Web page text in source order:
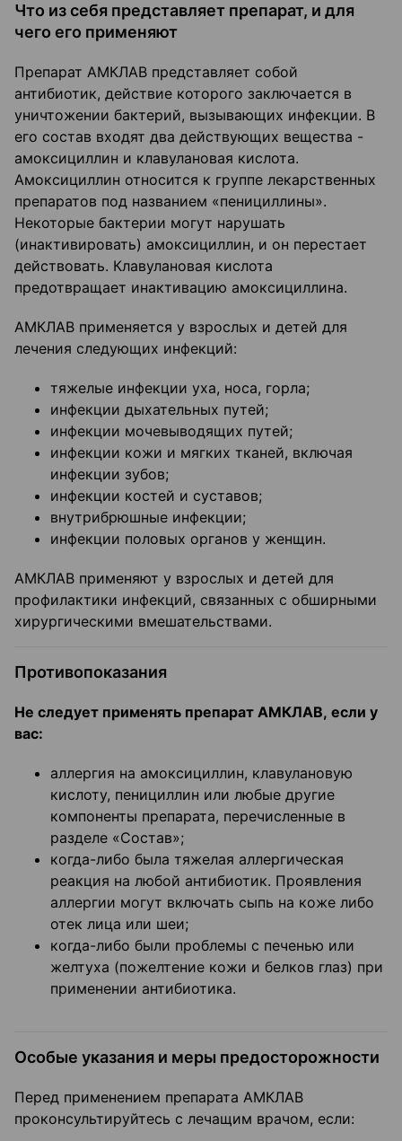
Что из себя представляет препарат, и для
чего его применяют
Препарат АМКЛАВ представляет собой
антибиотик, действие которого заключается в
уничтожении бактерий, вызывающих инфекции. В
его состав входят два действующих вещества -
амоксициллин и клавулановая кислота.
Амоксициллин относится к группе лекарственных
препаратов под названием «пенициллины».
Некоторые бактерии могут нарушать
(инактивировать) амоксициллин, и он перестает
действовать. Клавулановая кислота
предотвращает инактивацию амоксициллина.
АМКЛАВ применяется у взрослых и детей для
лечения следующих инфекций:
тяжелые инфекции уха, носа, горла;
инфекции дыхательных путей;
инфекции мочевыводящих путей;
инфекции кожи и мягких тканей, включая
инфекции зубов;
инфекции костей и суставов;
внутрибрюшные инфекции;
инфекции половых органов у женщин.
АМКЛАВ применяют у взрослых и детей для
профилактики инфекций, связанных с обширными
хирургическими вмешательствами.
Противопоказания
Не следует применять препарат АМКЛАВ, если у
вас:
аллергия на амоксициллин, клавулановую
кислоту, пенициллин или любые другие
компоненты препарата, перечисленные в
разделе «Состав»;
когда-либо была тяжелая аллергическая
реакция на любой антибиотик. Проявления
аллергии могут включать сыпь на коже либо
отек лица или шеи;
когда-либо были проблемы с печенью или
желтуха (пожелтение кожи и белков глаз) при
применении антибиотика.
Особые указания и меры предосторожности
Перед применением препарата АМКЛАВ
проконсультируйтесь с лечащим врачом, если: